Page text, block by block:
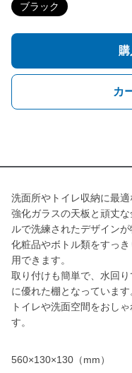
ブラック
カ
洗面所やトイレ収納に最適
強化ガラスの天板と頑丈
ルで洗練されたデザインが
化粧品やボトル類をすっ
用できます。
取り付けも簡単で、水回
に優れた棚となっています
トイレや洗面空間をおし
す。
560×130×130（mm）